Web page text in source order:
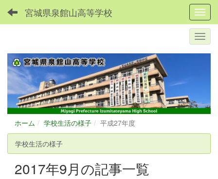
宮城県泉館山高等学校
ホーム 学校生活の様子 平成27年度
学校生活の様子
2017年9月の記事一覧